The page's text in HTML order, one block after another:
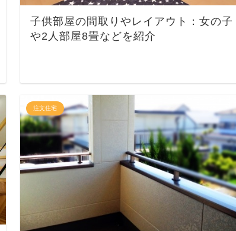
子供部屋の間取りやレイアウト：女の子
や2人部屋8畳などを紹介
注文住宅